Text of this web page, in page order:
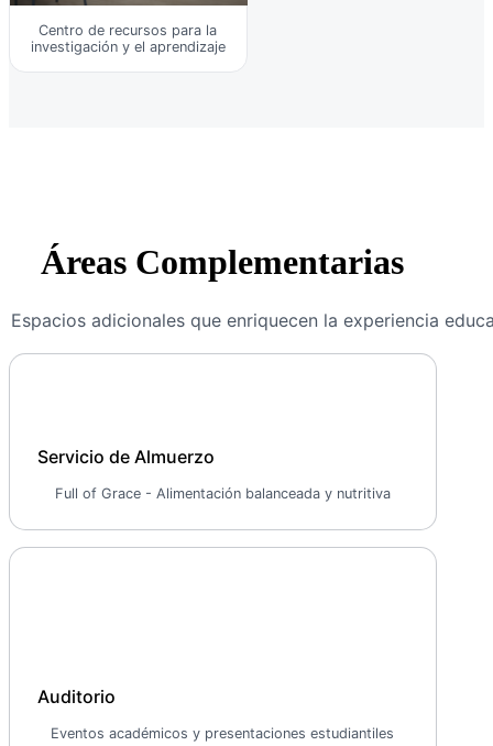
Centro de recursos para la
investigación y el aprendizaje
Áreas Complementarias
Espacios adicionales que enriquecen la experiencia
Servicio de Almuerzo
Full of Grace - Alimentación balanceada y nutritiva
Auditorio
Eventos académicos y presentaciones estudiantiles